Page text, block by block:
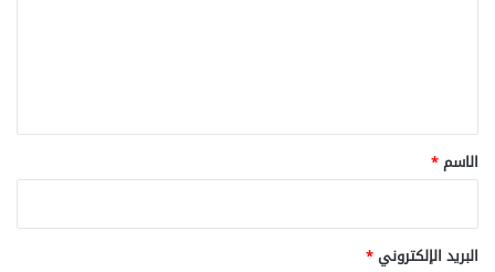
*
الاسم*
البريد الإلكتروني*